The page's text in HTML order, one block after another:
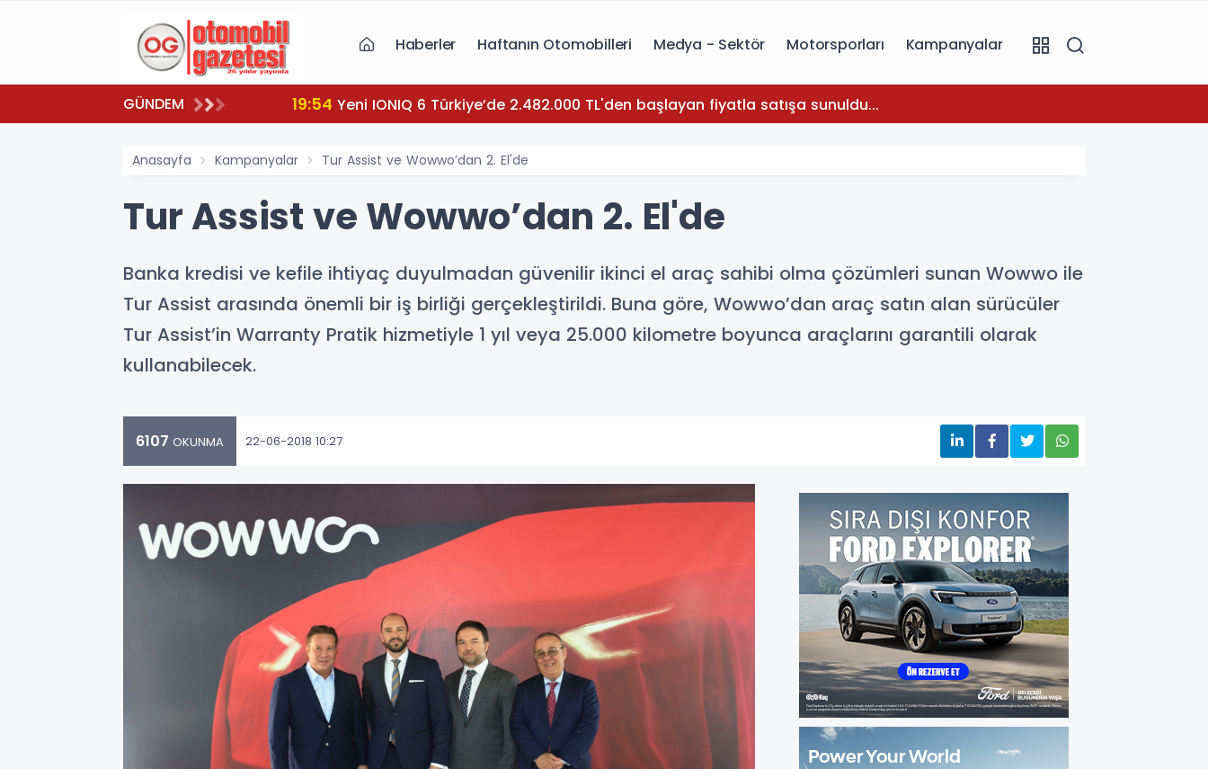
Haberler Haftanın Otomobilleri Medya - Sektör Motorsporları Kampanyalar
GÜNDEM 19:54 Yeni IONIQ 6 Türkiye’de 2.482.000 TL'den başlayan fiyatla satışa sunuldu...
Anasayfa Kampanyalar Tur Assist ve Wowwo’dan 2. El'de
Tur Assist ve Wowwo’dan 2. El'de
Banka kredisi ve kefile ihtiyaç duyulmadan güvenilir ikinci el araç sahibi olma çözümleri sunan Wowwo ile
Tur Assist arasında önemli bir iş birliği gerçekleştirildi. Buna göre, Wowwo’dan araç satın alan sürücüler
Tur Assist’in Warranty Pratik hizmetiyle 1 yıl veya 25.000 kilometre boyunca araçlarını garantili olarak
kullanabilecek.
6107 OKUNMA 22-06-2018 10:27